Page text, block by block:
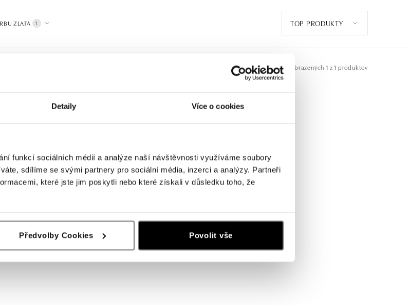
Detaily Více o cookies
funkcí sociálních médií a analýze naší návštěvnosti využíváme soubory
sdílíme se svými partnery pro sociální média, inzerci a analýzy. Partneři
které jste jim poskytli nebo které získali v důsledku toho, že
Předvolby Cookies Povolit vše
ZLATA 1 TOP PRODUKTY
Zobrazených 1 z 1 produktov